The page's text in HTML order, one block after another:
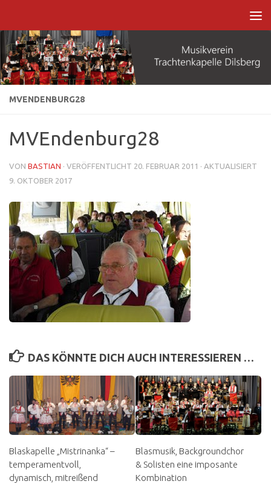
MVENDENBURG28
MVEndenburg28
VON BASTIAN · VERÖFFENTLICHT 20. FEBRUAR 2011 · AKTUALISIERT
9. OKTOBER 2017
DAS KÖNNTE DICH AUCH INTERESSIEREN …
Blaskapelle „Mistrinanka“ –
temperamentvoll,
dynamisch, mitreißend
Blasmusik, Backgroundchor
& Solisten eine imposante
Kombination